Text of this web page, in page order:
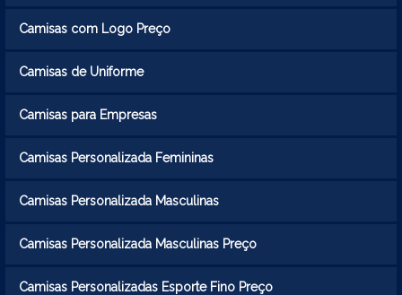
Camisas com Logo Preço
Camisas de Uniforme
Camisas para Empresas
Camisas Personalizada Femininas
Camisas Personalizada Masculinas
Camisas Personalizada Masculinas Preço
Camisas Personalizadas Esporte Fino Preço